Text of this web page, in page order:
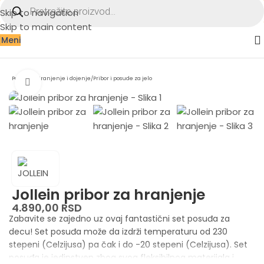
Skip to navigation
Skip to main content
Meni
Početna Hranjenje i dojenje/Pribor i posude za jelo
Zumiraj sliku
Jollein pribor za hranjenje
4.890,00 RSD
Zabavite se zajedno uz ovaj fantastični set posuđa za
decu! Set posuđa može da izdrži temperaturu od 230
stepeni (Celzijusa) pa čak i do -20 stepeni (Celzijusa). Set
posuđa je jedinstven zbog svog fleksibilnog materijala i